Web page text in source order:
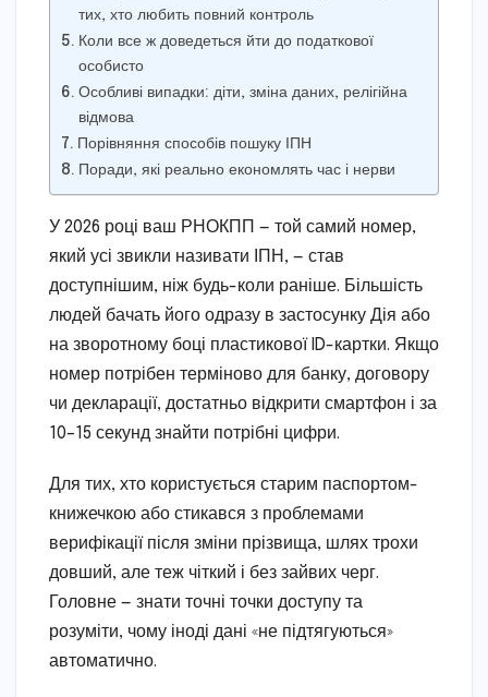
тих, хто любить повний контроль
Коли все ж доведеться йти до податкової
особисто
Особливі випадки: діти, зміна даних, релігійна
відмова
Порівняння способів пошуку ІПН
Поради, які реально економлять час і нерви
У 2026 році ваш РНОКПП — той самий номер,
який усі звикли називати ІПН, — став
доступнішим, ніж будь-коли раніше. Більшість
людей бачать його одразу в застосунку Дія або
на зворотному боці пластикової ID-картки. Якщо
номер потрібен терміново для банку, договору
чи декларації, достатньо відкрити смартфон і за
10–15 секунд знайти потрібні цифри.
Для тих, хто користується старим паспортом-
книжечкою або стикався з проблемами
верифікації після зміни прізвища, шлях трохи
довший, але теж чіткий і без зайвих черг.
Головне — знати точні точки доступу та
розуміти, чому іноді дані «не підтягуються»
автоматично.